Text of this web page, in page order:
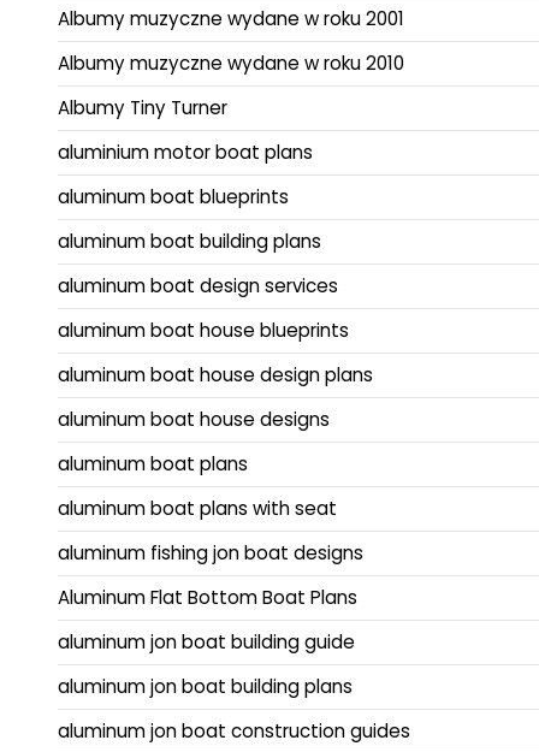
Albumy muzyczne wydane w roku 2001
Albumy muzyczne wydane w roku 2010
Albumy Tiny Turner
aluminium motor boat plans
aluminum boat blueprints
aluminum boat building plans
aluminum boat design services
aluminum boat house blueprints
aluminum boat house design plans
aluminum boat house designs
aluminum boat plans
aluminum boat plans with seat
aluminum fishing jon boat designs
Aluminum Flat Bottom Boat Plans
aluminum jon boat building guide
aluminum jon boat building plans
aluminum jon boat construction guides